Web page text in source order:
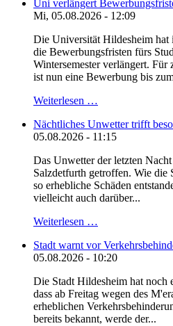
Uni verlängert
Mi, 05.08.2026 - 12:09
Die Universität Hildesheim hat
die Bewerbungsfristen fürs
Wintersemester verlängert.
ist nun eine Bewerbung bis
Weiterlesen …
Nächtliches Unwetter trifft
05.08.2026 - 11:15
Das Unwetter der letzten
Salzdetfurth getroffen. Wie die
so erhebliche Schäden
vielleicht auch darüber...
Weiterlesen …
Stadt warnt vor
05.08.2026 - 10:20
Die Stadt Hildesheim hat noch
dass ab Freitag wegen des
erheblichen
bereits bekannt, werde der...